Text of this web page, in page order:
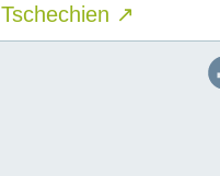
Tschechien ↗